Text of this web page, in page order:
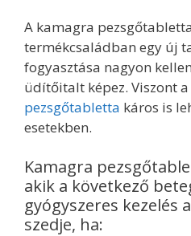
A kamagra
termékcsaládban egy új
fogyasztása nagyon
üdítőitalt képez. Viszont a
pezsgőtabletta káros is
esetekben.
Kamagra
akik a következő
gyógyszeres kezelés
szedje, ha: